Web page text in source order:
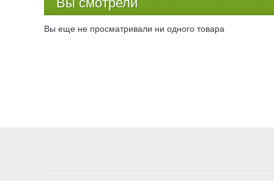
Вы еще не просматривали ни одного товара